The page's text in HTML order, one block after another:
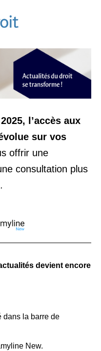
l’accès aux
sur vos
offrir une
consultation plus
devient encore
dans la barre de
New.